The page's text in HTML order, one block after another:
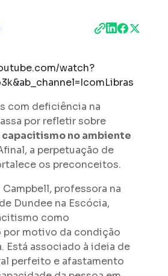
watch?
com deficiência na
por refletir sobre
capacitismo no ambiente
a perpetuação de
os preconceitos.
Campbell, professora na
Dundee na Escócia,
como
por motivo da condição
Está associado à ideia de
perfeito e afastamento